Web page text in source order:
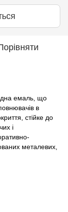
емаль, що
в
стійке до
і
металевих,